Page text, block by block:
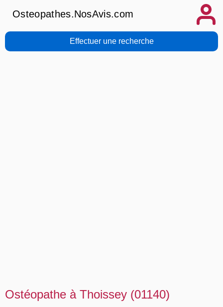
Osteopathes.NosAvis.com
Effectuer une recherche
Ostéopathe à Thoissey (01140)